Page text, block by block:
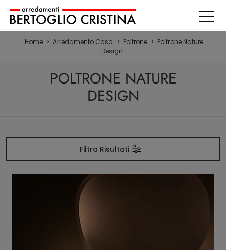
Home > Arredamento Casa > Poltrone > Poltrone Nature
Design
POLTRONE NATURE
DESIGN
Filtra Risultati